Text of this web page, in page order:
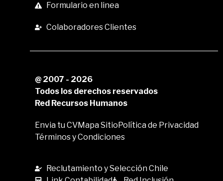
Formulario en linea
Colaboradores Clientes
@ 2007 - 2026
Todos los derechos reservados
Red Recursos Humanos
Envia tu CVMapa SitioPolítica de Privacidad
Términos y Condiciones
Reclutamiento y Selección Chile